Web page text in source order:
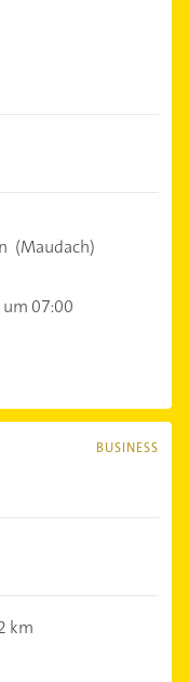
(Maudach)
07:00
BUSINESS
km